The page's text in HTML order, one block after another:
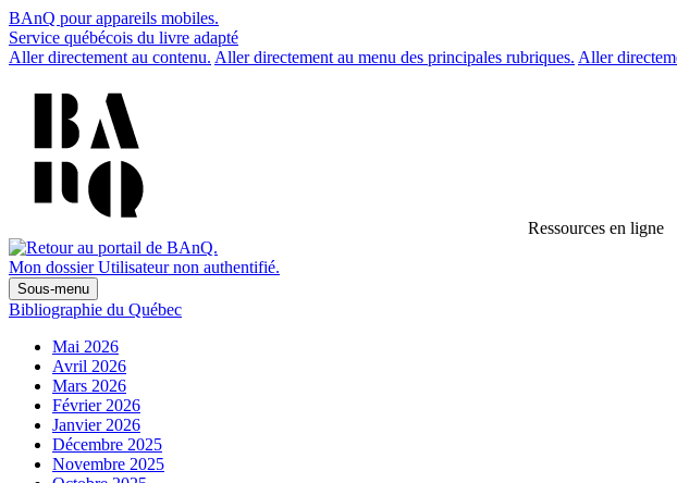
BAnQ pour appareils mobiles.
Service québécois du livre adapté
Aller directement au contenu. Aller directement au menu des principales rubriques. Aller
Ressources en ligne
Mon dossier Utilisateur non authentifié.
Sous-menu
Bibliographie du Québec
Mai 2026
Avril 2026
Mars 2026
Février 2026
Janvier 2026
Décembre 2025
Novembre 2025